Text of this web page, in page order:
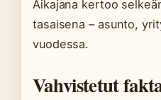
Aikajana kertoo
tasaisena – asunto,
vuodessa.
Vahvistetut